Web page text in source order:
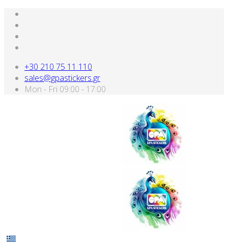
+30 210 75 11 110
sales@gpastickers.gr
Mon - Fri 09:00 - 17:00